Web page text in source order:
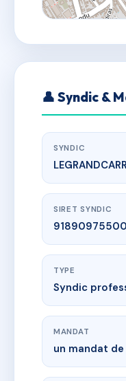
👤 Syndic &
SYNDIC
SIRET SYNDIC
TYPE
Syndic
MANDAT
un mandat